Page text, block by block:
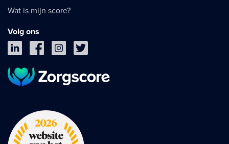
Wat is mijn score?
Volg ons